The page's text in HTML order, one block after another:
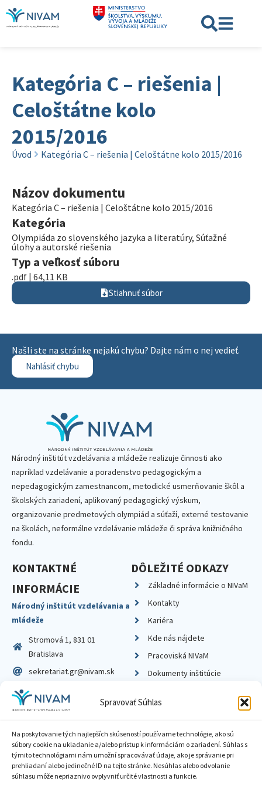
Spravovať Súhlas
Na poskytovanie tých najlepších skúseností používame technológie, ako sú
súbory cookie na ukladanie a/alebo prístup k informáciám o zariadení. Súhlas s
týmito technológiami nám umožní spracovávať údaje, ako je správanie pri
prehliadaní alebo jedinečné ID na tejto stránke. Nesúhlas alebo odvolanie
súhlasu môže nepriaznivo ovplyvniť určité vlastnosti a funkcie.
Kategória C – riešenia |
Celoštátne kolo
2015/2016
Úvod Kategória C – riešenia | Celoštátne kolo 2015/2016
Názov dokumentu
Kategória C – riešenia | Celoštátne kolo 2015/2016
Kategória
Olympiáda zo slovenského jazyka a literatúry, Súťažné
úlohy a autorské riešenia
Typ a veľkosť súboru
.pdf | 64,11 KB
Stiahnuť súbor
Našli ste na stránke nejakú chybu? Dajte nám o nej vedieť.
Nahlásiť chybu
Národný inštitút vzdelávania a mládeže realizuje činnosti ako
napríklad vzdelávanie a poradenstvo pedagogickým a
nepedagogickým zamestnancom, metodické usmerňovanie škôl a
školských zariadení, aplikovaný pedagogický výskum,
organizovanie predmetových olympiád a súťaží, externé testovanie
na školách, neformálne vzdelávanie mládeže či správa knižničného
fondu.
KONTAKTNÉ
INFORMÁCIE
Národný inštitút vzdelávania a
mládeže
Stromová 1, 831 01
Bratislava
sekretariat.gr@nivam.sk
IČO: 00164348
DIČ: 2020798714
DÔLEŽITÉ ODKAZY
Základné informácie o NIVaM
Kontakty
Kariéra
Kde nás nájdete
Pracoviská NIVaM
Dokumenty inštitúcie
Zásady ochrany súkromia